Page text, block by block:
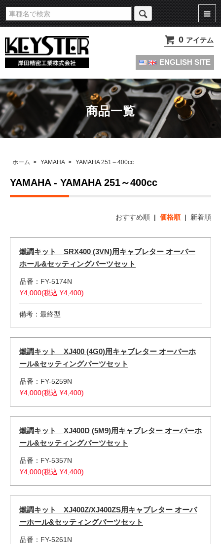
旧車・名車・絶版車キャブレターのオーバーホールやセッティングパーツは
KEYSTERの燃調キット
0 アイテム
ENGLISH SITE
商品一覧
ホーム > YAMAHA > YAMAHA 251～400cc
YAMAHA - YAMAHA 251～400cc
おすすめ順 | 価格順| 新着順
燃調キット SRX400 (3VN)用キャブレター オーバー
ホール&セッティングパーツセット
品番：FY-5174N
¥4,000(税込 ¥4,400)
備考：最終型
燃調キット XJ400 (4G0)用キャブレター オーバーホ
ール&セッティングパーツセット
品番：FY-5259N
¥4,000(税込 ¥4,400)
燃調キット XJ400D (5M9)用キャブレター オーバーホ
ール&セッティングパーツセット
品番：FY-5357N
¥4,000(税込 ¥4,400)
燃調キット XJ400Z/XJ400ZS用キャブレター オーバ
ーホール&セッティングパーツセット
品番：FY-5261N